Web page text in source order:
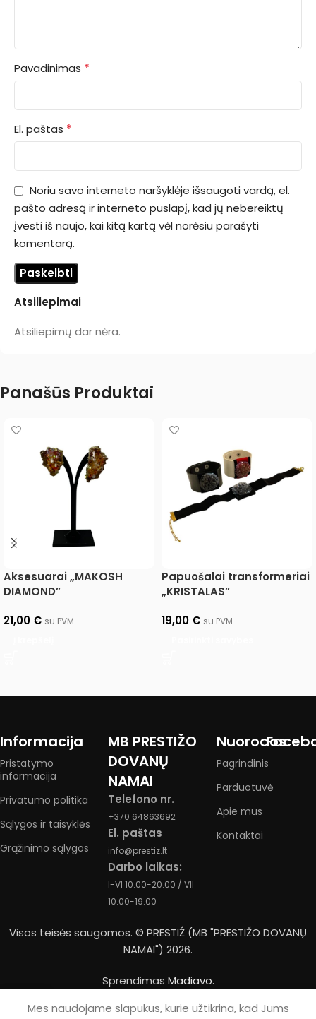
Atsiliepimai
Atsiliepimų dar nėra.
Pavadinimas *
El. paštas *
Noriu savo interneto naršyklėje išsaugoti vardą, el.
pašto adresą ir interneto puslapį, kad jų nebereiktų
įvesti iš naujo, kai kitą kartą vėl norėsiu parašyti
komentarą.
Panašūs Produktai
Aksesuarai „MAKOSH
DIAMOND”
21,00 € su PVM
Papuošalai transformeriai
„KRISTALAS”
19,00 € su PVM
Informacija
Pristatymo
informacija
Privatumo politika
Sąlygos ir taisyklės
Grąžinimo sąlygos
MB PRESTIŽO
DOVANŲ
NAMAI
Telefono nr.
+370 64863692
El. paštas
info@prestiz.lt
Darbo laikas:
I-VI 10.00-20.00 / VII
10.00-19.00
Nuorodos
Pagrindinis
Parduotuvė
Apie mus
Kontaktai
Visos teisės saugomos. © PRESTIŹ (MB "PRESTIŽO DOVANŲ
NAMAI") 2026.
Sprendimas Madiavo.
Mes naudojame slapukus, kurie užtikrina, kad Jums